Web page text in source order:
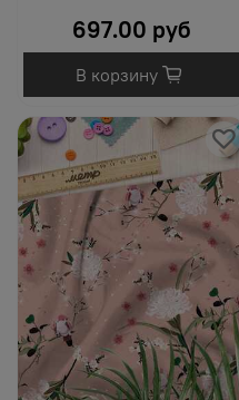
697.00 руб
В корзину